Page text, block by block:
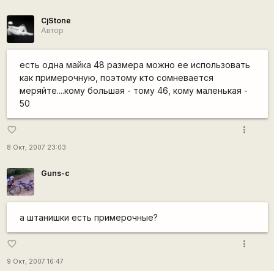
CjStone
Автор
есть одна майка 48 размера можно ее использовать
как примерочную, поэтому кто сомневается
меряйте....кому большая - тому 46, кому маленькая -
50
favorite_border
8 Окт, 2007 23:03
more_vert
Guns-c
а штанишки есть примерочные?
favorite_border
9 Окт, 2007 16:47
more_vert